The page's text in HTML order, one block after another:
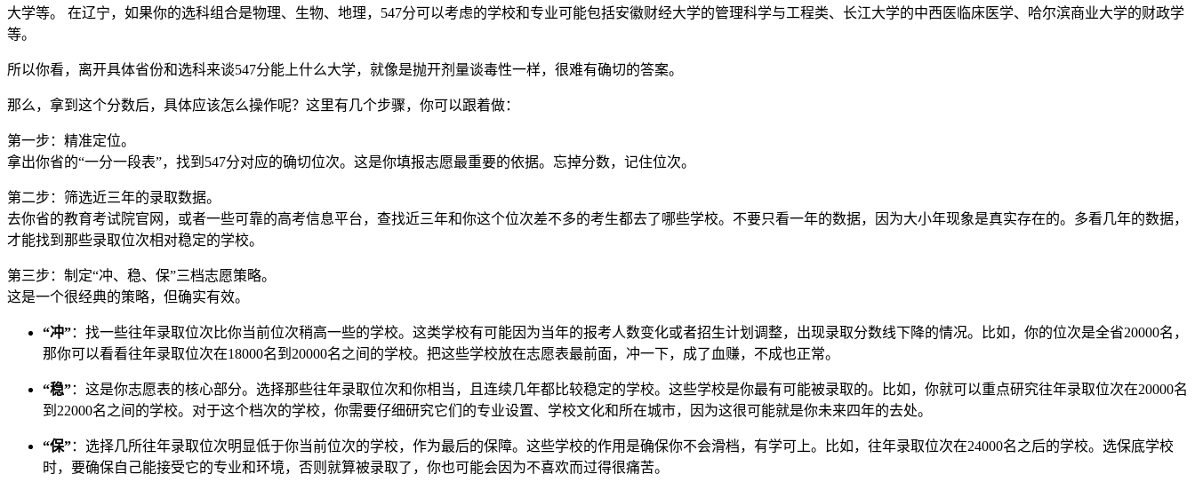
大学等。 在辽宁，如果你的选科组合是物理、生物、地理，547分可以考虑的学校和专业可能包括安徽财经大学的管理科学与工程类、长江大学的中西医临床医学、哈尔滨商业大学的财政学
等。
所以你看，离开具体省份和选科来谈547分能上什么大学，就像是抛开剂量谈毒性一样，很难有确切的答案。
那么，拿到这个分数后，具体应该怎么操作呢？这里有几个步骤，你可以跟着做：
第一步：精准定位。
拿出你省的“一分一段表”，找到547分对应的确切位次。这是你填报志愿最重要的依据。忘掉分数，记住位次。
第二步：筛选近三年的录取数据。
去你省的教育考试院官网，或者一些可靠的高考信息平台，查找近三年和你这个位次差不多的考生都去了哪些学校。不要只看一年的数据，因为大小年现象是真实存在的。多看几年的数据，
才能找到那些录取位次相对稳定的学校。
第三步：制定“冲、稳、保”三档志愿策略。
这是一个很经典的策略，但确实有效。
“冲”：找一些往年录取位次比你当前位次稍高一些的学校。这类学校有可能因为当年的报考人数变化或者招生计划调整，出现录取分数线下降的情况。比如，你的位次是全省20000名，
那你可以看看往年录取位次在18000名到20000名之间的学校。把这些学校放在志愿表最前面，冲一下，成了血赚，不成也正常。
“稳”：这是你志愿表的核心部分。选择那些往年录取位次和你相当，且连续几年都比较稳定的学校。这些学校是你最有可能被录取的。比如，你就可以重点研究往年录取位次在20000名
到22000名之间的学校。对于这个档次的学校，你需要仔细研究它们的专业设置、学校文化和所在城市，因为这很可能就是你未来四年的去处。
“保”：选择几所往年录取位次明显低于你当前位次的学校，作为最后的保障。这些学校的作用是确保你不会滑档，有学可上。比如，往年录取位次在24000名之后的学校。选保底学校
时，要确保自己能接受它的专业和环境，否则就算被录取了，你也可能会因为不喜欢而过得很痛苦。